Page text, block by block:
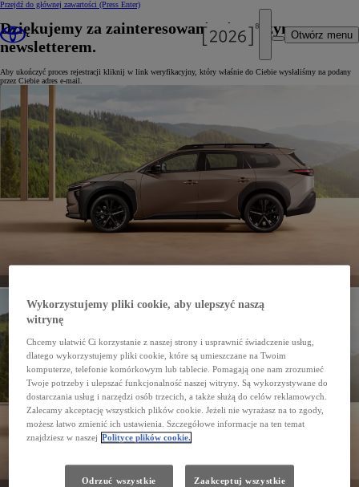
Przejdź do głównej zawartości (Press Enter)
Otwórz menu
Dziękujemy za zainteresowanie się naszym
newsletterem.
Aby ukończyć proces rejestracji kliknij w link weryfikacyjny, który właśnie do Ciebie wysłaliśmy na podany
przez Ciebie adres e-mail.
Wykorzystujemy pliki cookie, aby ulepszyć naszą
witrynę
Chcemy ułatwić Ci korzystanie z naszej strony i usprawnić świadczenie usług,
dlatego wykorzystujemy pliki cookie, które są umieszczane na Twoim
komputerze, telefonie komórkowym lub tablecie. Pomagają one nam zrozumieć
Twoje potrzeby i ulepszać funkcjonalność naszej witryny. Są wykorzystywane do
dostarczania usług i narzędzi osób trzecich, a także służą do celów reklamowych.
Zalecamy akceptację wszystkich plików cookie. Jeżeli nie wyrażasz na to zgody,
możesz łatwo zmienić ich ustawienia. Szczegółowe informacje na ten temat
znajdziesz w naszej Polityce plików cookie.
Odrzuć wszystkie Zaakceptuj wszystkie